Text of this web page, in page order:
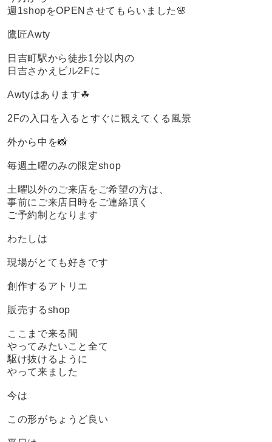
週1shopをOPENさせてもらいました🌸
鷹匠Awty
日吉町駅から徒歩1分以内の
日吉さかえビル2Fに
Awtyはあります☘
2Fの入口を入るとすぐに観えてくる風景
外から中を📸
毎週土曜のみの限定shop
土曜以外のご来店をご希望の方は、
事前にご来店日時をご連絡頂く
ご予約制となります
わたしは
現場がとても好きです
創作するアトリエ
販売するshop
ここまで来る間
やってみたいこと全て
駆け抜けるように
やって来ました
今は
この形がちょうど良い